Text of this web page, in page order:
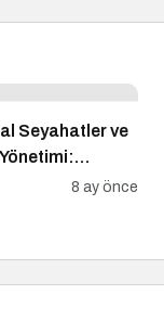
Seyahatler ve
Verimli Uçuş
8 ay önce